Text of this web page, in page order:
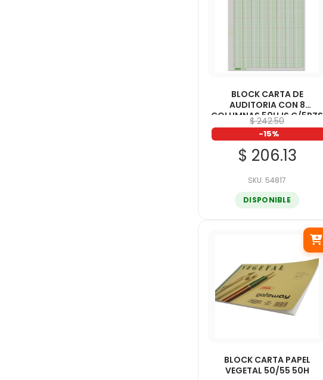
BLOCK CARTA DE
AUDITORIA CON 8
COLUMNAS 50HJS C/5PZS
$ 242.50
-15%
$ 206.13
SKU: 54817
DISPONIBLE
BLOCK CARTA PAPEL
VEGETAL 50/55 50H